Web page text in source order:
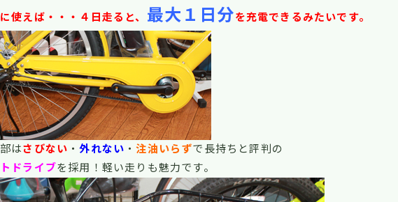
に使えば・・・４日走ると、 最大１日分を充電できるみたいです。
はさびない ・外れない ・注油いらずで長持ちと評判の
ドライブを採用！軽い走りも魅力です。